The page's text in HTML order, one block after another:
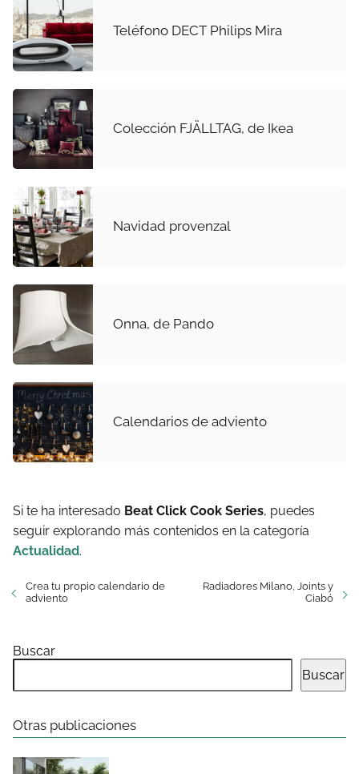
Teléfono DECT Philips Mira
Colección FJÄLLTAG, de Ikea
Navidad provenzal
Onna, de Pando
Calendarios de adviento
Si te ha interesado Beat Click Cook Series, puedes
seguir explorando más contenidos en la categoría
Actualidad.
Crea tu propio calendario de
adviento
Radiadores Milano, Joints y
Ciabó
Buscar
Buscar
Otras publicaciones